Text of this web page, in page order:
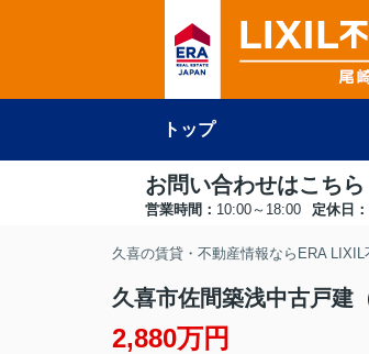
トップ
お問い合わせはこちら
営業時間： 10:00～18:00 定休日：
久喜の賃貸・不動産情報ならERA
久喜市佐間築浅中古戸建
2,880万円